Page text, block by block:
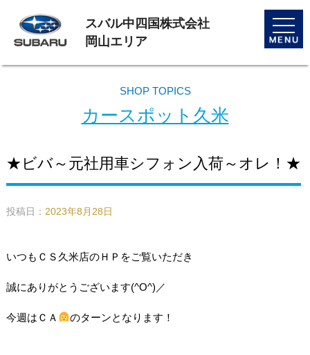
toggle
スバル中四国株式会社
岡山エリア
SHOP TOPICS
カースポット久米
★ビバ～元社用車シフォン入荷～オレ！★
投稿日： 2023年8月28日
いつもＣＳ久米店のＨＰをご覧いただき
誠にありがとうございます(^O^)／
今週はＣＡ のターンとなります！